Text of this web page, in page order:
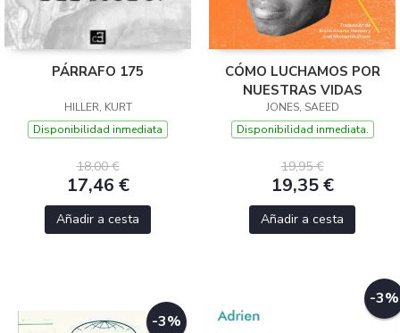
PÁRRAFO 175
HILLER, KURT
Disponibilidad inmediata
18,00 €
17,46 €
Añadir a cesta
CÓMO LUCHAMOS POR
NUESTRAS VIDAS
JONES, SAEED
Disponibilidad inmediata.
19,95 €
19,35 €
Añadir a cesta
-3%
-3%